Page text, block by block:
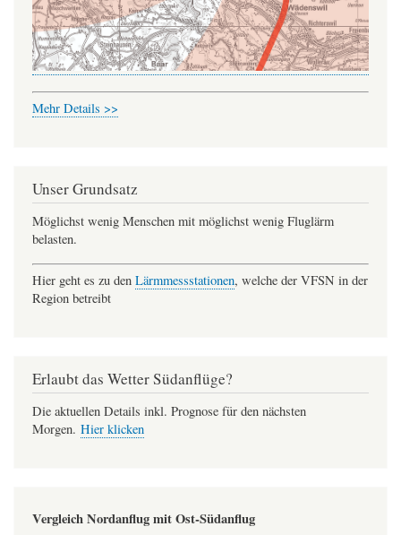
Mehr Details >>
Unser Grundsatz
Möglichst wenig Menschen mit möglichst wenig Fluglärm
belasten.
Hier geht es zu den Lärmmessstationen, welche der VFSN in der
Region betreibt
Erlaubt das Wetter Südanflüge?
Die aktuellen Details inkl. Prognose für den nächsten
Morgen. Hier klicken
Vergleich Nordanflug mit Ost-Südanflug